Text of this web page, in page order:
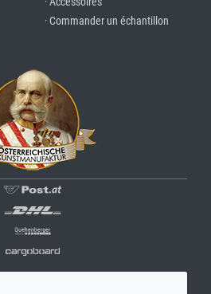
· Commander un échantillon